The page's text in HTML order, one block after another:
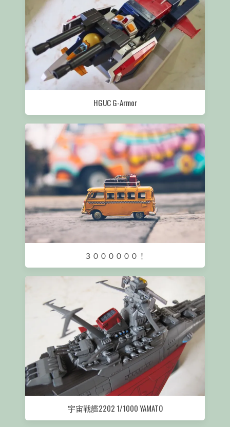
HGUC G-Armor
３００００００！
宇宙戰艦2202 1/1000 YAMATO